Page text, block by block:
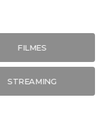
FILMES
STREAMING